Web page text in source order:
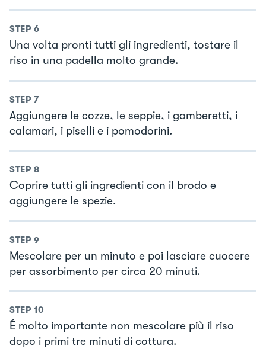
STEP 6
Una volta pronti tutti gli ingredienti, tostare il
riso in una padella molto grande.
STEP 7
Aggiungere le cozze, le seppie, i gamberetti, i
calamari, i piselli e i pomodorini.
STEP 8
Coprire tutti gli ingredienti con il brodo e
aggiungere le spezie.
STEP 9
Mescolare per un minuto e poi lasciare cuocere
per assorbimento per circa 20 minuti.
STEP 10
É molto importante non mescolare più il riso
dopo i primi tre minuti di cottura.